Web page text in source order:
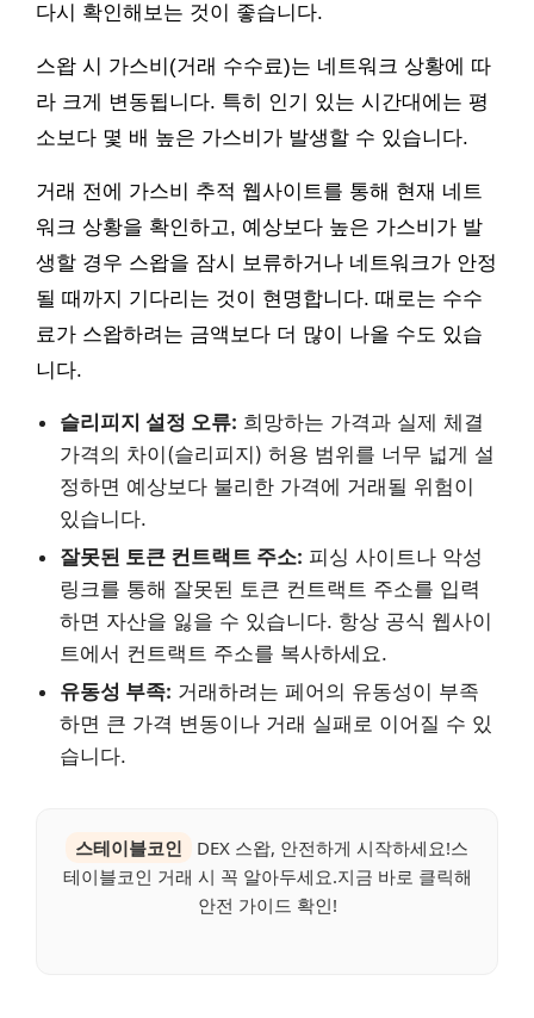
다시 확인해보는 것이 좋습니다.
스왑 시 가스비(거래 수수료)는 네트워크 상황에 따
라 크게 변동됩니다. 특히 인기 있는 시간대에는 평
소보다 몇 배 높은 가스비가 발생할 수 있습니다.
거래 전에 가스비 추적 웹사이트를 통해 현재 네트
워크 상황을 확인하고, 예상보다 높은 가스비가 발
생할 경우 스왑을 잠시 보류하거나 네트워크가 안정
될 때까지 기다리는 것이 현명합니다. 때로는 수수
료가 스왑하려는 금액보다 더 많이 나올 수도 있습
니다.
슬리피지 설정 오류: 희망하는 가격과 실제 체결
가격의 차이(슬리피지) 허용 범위를 너무 넓게 설
정하면 예상보다 불리한 가격에 거래될 위험이
있습니다.
잘못된 토큰 컨트랙트 주소: 피싱 사이트나 악성
링크를 통해 잘못된 토큰 컨트랙트 주소를 입력
하면 자산을 잃을 수 있습니다. 항상 공식 웹사이
트에서 컨트랙트 주소를 복사하세요.
유동성 부족: 거래하려는 페어의 유동성이 부족
하면 큰 가격 변동이나 거래 실패로 이어질 수 있
습니다.
스테이블코인
DEX 스왑, 안전하게 시작하세요!스
테이블코인 거래 시 꼭 알아두세요.지금 바로 클릭해
안전 가이드 확인!